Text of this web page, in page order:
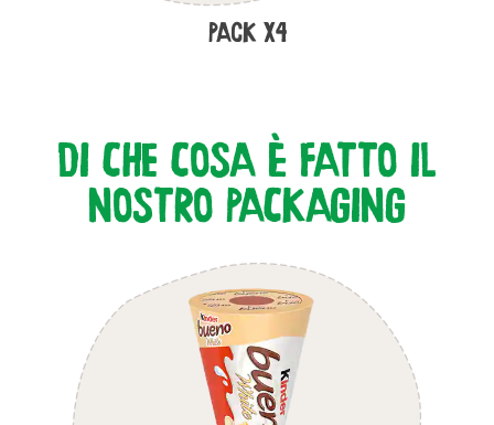
Pack x4
DI CHE COSA È FATTO IL
NOSTRO PACKAGING